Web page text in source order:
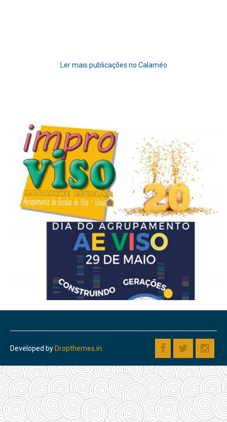
Ler mais publicações no Calaméo
Developed by Dropthemes.in